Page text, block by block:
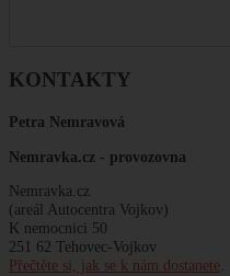
KONTAKTY
Petra Nemravová
Nemravka.cz - provozovna
Nemravka.cz
(areál Autocentra Vojkov)
K nemocnici 50
251 62 Tehovec-Vojkov
Přečtěte si, jak se k nám dostanete